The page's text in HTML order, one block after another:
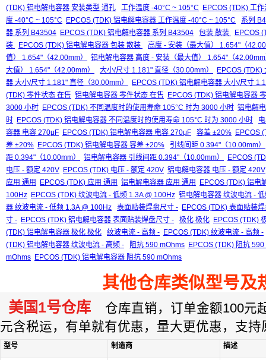
(TDK) 铝电解电容器 安装类型 通孔
工作温度 -40°C ~ 105°C
EPCOS (TDK) 工
度 -40°C ~ 105°C
EPCOS (TDK) 铝电解电容器 工作温度 -40°C ~ 105°C
系列
器 系列 B43504 EPCOS (TDK) 铝电解电容器 系列 B43504 包装 散装
EPCOS
装
EPCOS (TDK) 铝电解电容器 包装 散装
高度 - 安装（最大值） 1.654"（
值） 1.654"（42.00mm）
铝电解电容器 高度 - 安装（最大值） 1.654"（
大值） 1.654"（42.00mm）
大小/尺寸 1.181" 直径（30.00mm）
EPCOS (TDK)
器 大小/尺寸 1.181" 直径（30.00mm）
EPCOS (TDK) 铝电解电容器 大小/尺寸
(TDK) 零件状态 在售 铝电解电容器 零件状态 在售
EPCOS (TDK) 铝电解电容器
3000 小时 EPCOS (TDK) 不同温度时的使用寿命 105°C 时为 3000 小时 铝电解
时 EPCOS (TDK) 铝电解电容器 不同温度时的使用寿命 105°C 时为 3000 小时
容器 电容 270μF EPCOS (TDK) 铝电解电容器 电容 270μF 容差 ±20% EPCOS
差 ±20% EPCOS (TDK) 铝电解电容器 容差 ±20%
引线间距 0.394"（10.00mm）
距 0.394"（10.00mm）
铝电解电容器 引线间距 0.394"（10.00mm）
EPCOS
电压 - 额定 420V EPCOS (TDK) 电压 - 额定 420V 铝电解电容器 电压 - 额定 420V
应用 通用
EPCOS (TDK) 应用 通用 铝电解电容器 应用 通用
EPCOS (TDK) 铝电
100Hz EPCOS (TDK) 纹波电流 - 低频 1.3A @ 100Hz 铝电解电容器 纹波电流 -
器 纹波电流 - 低频 1.3A @ 100Hz
表面贴装焊盘尺寸 - EPCOS (TDK) 表面贴装
寸 - EPCOS (TDK) 铝电解电容器 表面贴装焊盘尺寸 - 极化 极化 EPCOS (TDK)
(TDK) 铝电解电容器 极化 极化
纹波电流 - 高频 - EPCOS (TDK) 纹波电流 - 高频 -
(TDK) 铝电解电容器 纹波电流 - 高频 -
阻抗 590 mOhms EPCOS (TDK) 阻抗
mOhms EPCOS (TDK) 铝电解电容器 阻抗 590 mOhms
其他仓库类似型号及
美国1号仓库 仓库直销，订单金额100元
元含税运，有单就有优惠，量大更优惠，支持
型号 制造商 描述